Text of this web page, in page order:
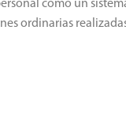
como un
ordinarias